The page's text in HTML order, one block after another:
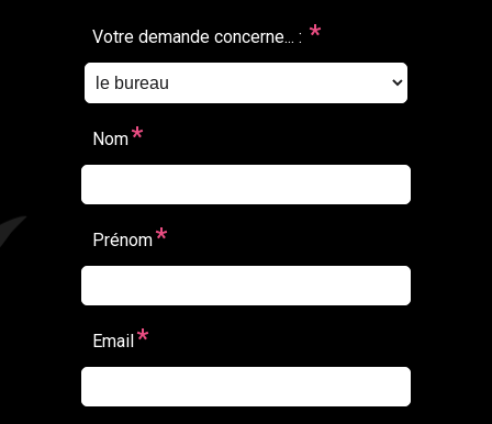
Votre demande concerne... : *
Nom*
Prénom*
Email*